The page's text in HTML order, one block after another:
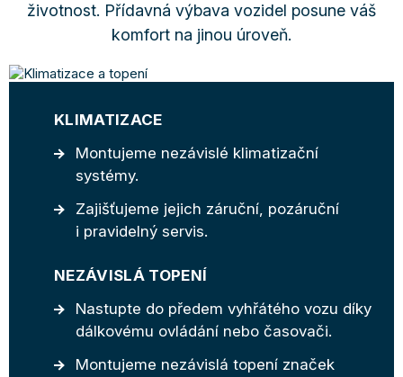
životnost. Přídavná výbava vozidel posune váš
komfort na jinou úroveň.
KLIMATIZACE
Montujeme nezávislé klimatizační
systémy.
Zajišťujeme jejich záruční, pozáruční
i pravidelný servis.
NEZÁVISLÁ TOPENÍ
Nastupte do předem vyhřátého vozu díky
dálkovému ovládání nebo časovači.
Montujeme nezávislá topení značek